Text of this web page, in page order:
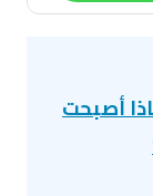
أصبحت